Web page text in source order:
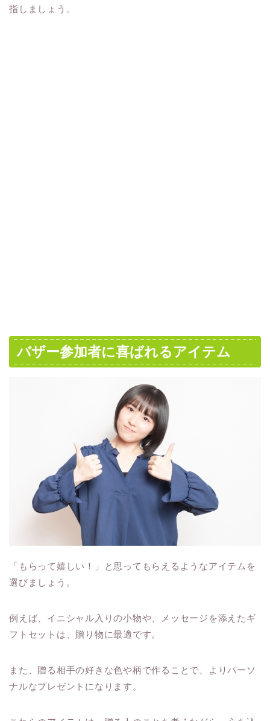
指しましょう。
バザー参加者に喜ばれるアイテム
「もらって嬉しい！」と思ってもらえるようなアイテムを
選びましょう。
例えば、イニシャル入りの小物や、メッセージを添えたギ
フトセットは、贈り物に最適です。
また、贈る相手の好きな色や柄で作ることで、よりパーソ
ナルなプレゼントになります。